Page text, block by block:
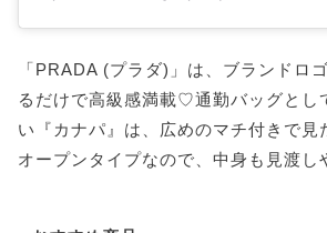
「PRADA (プラダ)」は、ブランドロ
るだけで高級感満載♡通勤バッグとし
い『カナパ』は、広めのマチ付きで見
オープンタイプなので、中身も見渡し